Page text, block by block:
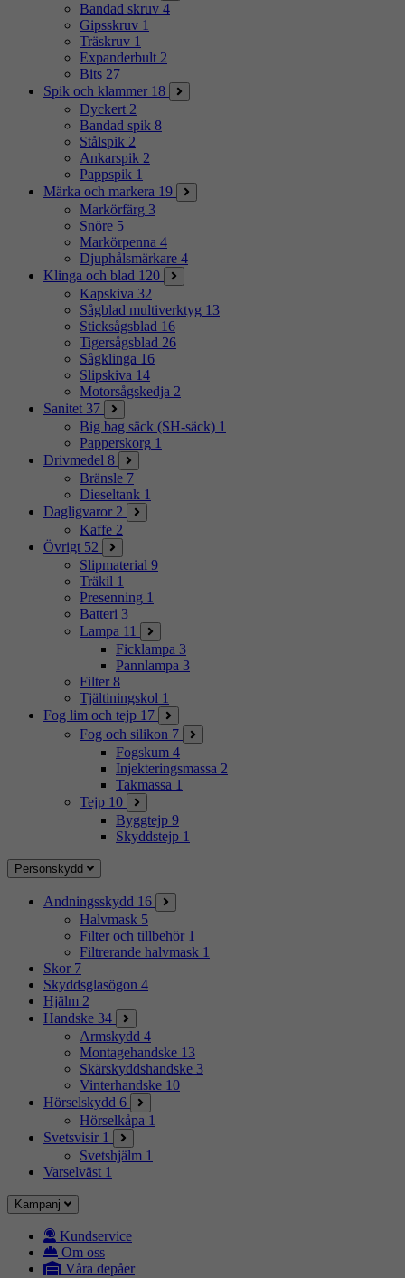
Bandad skruv 4
Gipsskruv 1
Träskruv 1
Expanderbult 2
Bits 27
Spik och klammer 18
Dyckert 2
Bandad spik 8
Stålspik 2
Ankarspik 2
Pappspik 1
Märka och markera 19
Markörfärg 3
Snöre 5
Markörpenna 4
Djuphålsmärkare 4
Klinga och blad 120
Kapskiva 32
Sågblad multiverktyg 13
Sticksågsblad 16
Tigersågsblad 26
Sågklinga 16
Slipskiva 14
Motorsågskedja 2
Sanitet 37
Big bag säck (SH-säck) 1
Papperskorg 1
Drivmedel 8
Bränsle 7
Dieseltank 1
Dagligvaror 2
Kaffe 2
Övrigt 52
Slipmaterial 9
Träkil 1
Presenning 1
Batteri 3
Lampa 11
Ficklampa 3
Pannlampa 3
Filter 8
Tjältiningskol 1
Fog lim och tejp 17
Fog och silikon 7
Fogskum 4
Injekteringsmassa 2
Takmassa 1
Tejp 10
Byggtejp 9
Skyddstejp 1
Personskydd
Andningsskydd 16
Halvmask 5
Filter och tillbehör 1
Filtrerande halvmask 1
Skor 7
Skyddsglasögon 4
Hjälm 2
Handske 34
Armskydd 4
Montagehandske 13
Skärskyddshandske 3
Vinterhandske 10
Hörselskydd 6
Hörselkåpa 1
Svetsvisir 1
Svetshjälm 1
Varselväst 1
Kampanj
Kundservice
Om oss
Våra depåer